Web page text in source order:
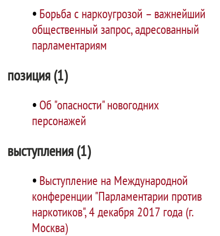
• Борьба с наркоугрозой – важнейший
общественный запрос, адресованный
парламентариям
позиция (1)
• Об "опасности" новогодних
персонажей
выступления (1)
• Выступление на Международной
конференции "Парламентарии против
наркотиков", 4 декабря 2017 года (г.
Москва)